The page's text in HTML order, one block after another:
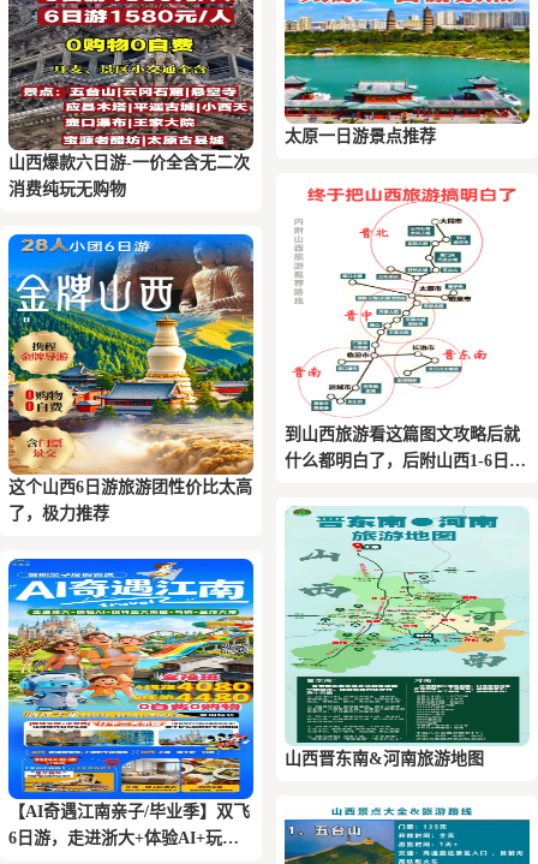
山西爆款六日游-一价全含无二次
消费纯玩无购物
这个山西6日游旅游团性价比太高
了，极力推荐
【AI奇遇江南亲子/毕业季】双飞
6日游，走进浙大+体验AI+玩转
太原一日游景点推荐
到山西旅游看这篇图文攻略后就
什么都明白了，后附山西1-6日游
山西晋东南&河南旅游地图